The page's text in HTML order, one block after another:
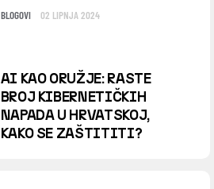
BLOGOVI 02 LIPNJA 2024
AI KAO ORUŽJE: RASTE
BROJ KIBERNETIČKIH
NAPADA U HRVATSKOJ,
KAKO SE ZAŠTITITI?